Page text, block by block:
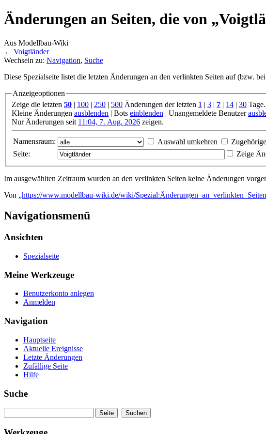
Änderungen an Seiten, die von
Aus Modellbau-Wiki
← Voigtländer
Wechseln zu: Navigation, Suche
Diese Spezialseite listet die letzten Änderungen an den verlinkten Seiten auf (bzw.
Anzeigeoptionen
Zeige die letzten 50 100 250 500 Änderungen der letzten 1 3 7 14 30 Tage.
Kleine Änderungen ausblenden | Bots einblenden | Unangemeldete Benutzer
Nur Änderungen seit 11:04, 7. Aug. 2026 zeigen.
Namensraum: Auswahl umkehren
Seite:
Zeige
Im ausgewählten Zeitraum wurden an den verlinkten Seiten keine Änderungen
Von „https://www.modellbau-wiki.de/wiki/
Navigationsmenü
Ansichten
Spezialseite
Meine Werkzeuge
Benutzerkonto anlegen
Anmelden
Navigation
Hauptseite
Aktuelle Ereignisse
Letzte Änderungen
Zufällige Seite
Hilfe
Suche